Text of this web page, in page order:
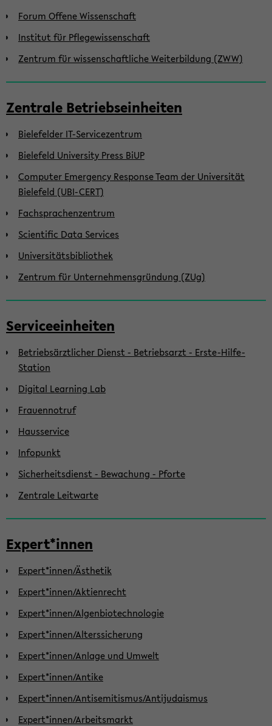
Forum Offene Wissenschaft
Institut für Pflegewissenschaft
Zentrum für wissenschaftliche Weiterbildung (ZWW)
Zentrale Betriebseinheiten
Bielefelder IT-Servicezentrum
Bielefeld University Press BiUP
Computer Emergency Response Team der Universität
Bielefeld (UBI-CERT)
Fachsprachenzentrum
Scientific Data Services
Universitätsbibliothek
Zentrum für Unternehmensgründung (ZUg)
Serviceeinheiten
Betriebsärztlicher Dienst - Betriebsarzt - Erste-Hilfe-
Station
Digital Learning Lab
Frauennotruf
Hausservice
Infopunkt
Sicherheitsdienst - Bewachung - Pforte
Zentrale Leitwarte
Expert*innen
Expert*innen/Ästhetik
Expert*innen/Aktienrecht
Expert*innen/Algenbiotechnologie
Expert*innen/Alterssicherung
Expert*innen/Anlage und Umwelt
Expert*innen/Antike
Expert*innen/Antisemitismus/Antijudaismus
Expert*innen/Arbeitsmarkt